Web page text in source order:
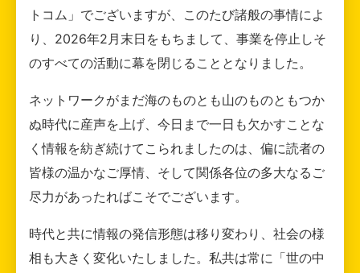
トコム」でございますが、このたび諸般の事情によ
り、2026年2月末日をもちまして、事業を停止しそ
のすべての活動に幕を閉じることとなりました。
ネットワークがまだ海のものとも山のものともつか
ぬ時代に産声を上げ、今日まで一日も欠かすことな
く情報を紡ぎ続けてこられましたのは、偏に読者の
皆様の温かなご厚情、そして関係各位の多大なるご
尽力があったればこそでございます。
時代と共に情報の発信形態は移り変わり、社会の様
相も大きく変化いたしました。私共は常に「世の中